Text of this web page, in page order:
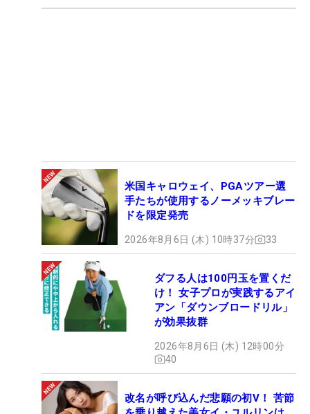
米国キャロウェイ、PGAツアー選
手たちが使用するノーメッキブレー
ドを限定発売
2026年8月6日 (木) 10時37分 33
ダフる人は100円玉を置くだ
け！ 女子プロが実践するアイ
アン「ダウンブロードリル」
が効果抜群
2026年8月6日 (木) 12時00分
40
改名が呼び込んだ悲願の初V！ 苦節